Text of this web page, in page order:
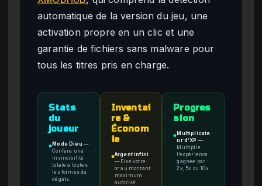
automatique de la version du jeu, une
activation propre en un clic et une
garantie de fichiers sans malware pour
tous les titres pris en charge.
Stats
du
joueur
● Mode Dieu —
Confère une
invincibilité
totale à toutes
les formes de
dégâts.
Inventai
re &
Économ
ie
●Argent infini
— Fixe votre
or au montant
maximum
autorisé.
Progres
sion
●Multiplicate
ur d’XP —
Multiplie
l’expérience
gagnée par
2x, 5x ou 10x.